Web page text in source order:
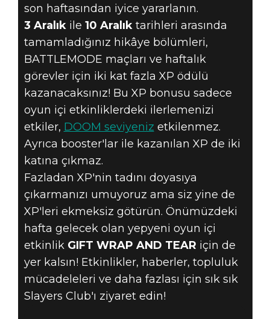
THANKSGIBBING
HENÜZ BITMEDI:
BU HAFTA SONU
KENDINIZE BIR
TABAK İKİ KAT
XP KAPIVERIN!
son haftasından iyice yararlanın.
3 Aralıkile 10 Aralıktarihleri arasında
tamamladığınız hikâye bölümleri,
BATTLEMODE maçları ve haftalık
görevler için iki kat fazla XP ödülü
kazanacaksınız! Bu XP bonusu sadece
oyun içi etkinliklerdeki ilerlemenizi
etkiler, DOOM seviyeniz etkilenmez.
Ayrıca booster'lar ile kazanılan XP de iki
katına çıkmaz.
Fazladan XP'nin tadını doyasıya
çıkarmanızı umuyoruz ama siz yine de
XP'leri ekmeksiz götürün. Önümüzdeki
hafta gelecek olan yepyeni oyun içi
etkinlik GIFT WRAP AND TEAR için de
yer kalsın! Etkinlikler, haberler, topluluk
mücadeleleri ve daha fazlası için sık sık
Slayers Club'ı ziyaret edin!